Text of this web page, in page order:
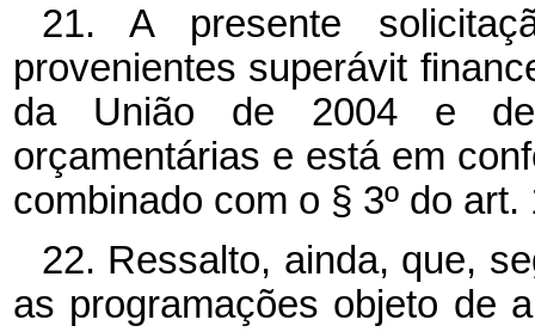
21. A presente
provenientes superávit
da União de 2004 e de
orçamentárias e está em
combinado com o § 3º do
22. Ressalto, ainda, que,
as programações objeto de